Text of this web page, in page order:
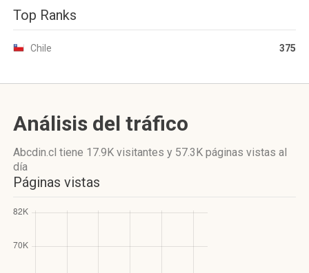
Top Ranks
Chile 375
Análisis del tráfico
Abcdin.cl tiene 17.9K visitantes y 57.3K páginas vistas al
día
Páginas vistas